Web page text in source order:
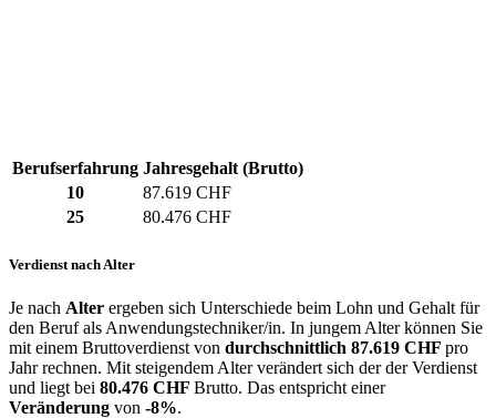
Berufserfahrung Jahresgehalt (Brutto)
10
87.619 CHF
25
80.476 CHF
Verdienst nach Alter
Je nach Alter ergeben sich Unterschiede beim Lohn und Gehalt für
den Beruf als Anwendungstechniker/in. In jungem Alter können Sie
mit einem Bruttoverdienst von durchschnittlich 87.619 CHF pro
Jahr rechnen. Mit steigendem Alter verändert sich der der Verdienst
und liegt bei 80.476 CHF Brutto. Das entspricht einer
Veränderung von -8%.